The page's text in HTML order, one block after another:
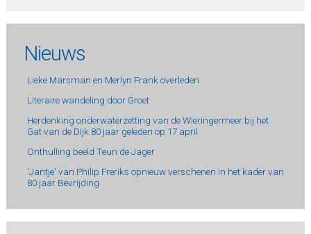
Nieuws
Lieke Marsman en Merlyn Frank overleden
Literaire wandeling door Groet
Herdenking onderwaterzetting van de Wieringermeer bij het
Gat van de Dijk 80 jaar geleden op 17 april
Onthulling beeld Teun de Jager
'Jantje' van Philip Freriks opnieuw verschenen in het kader van
80 jaar Bevrijding